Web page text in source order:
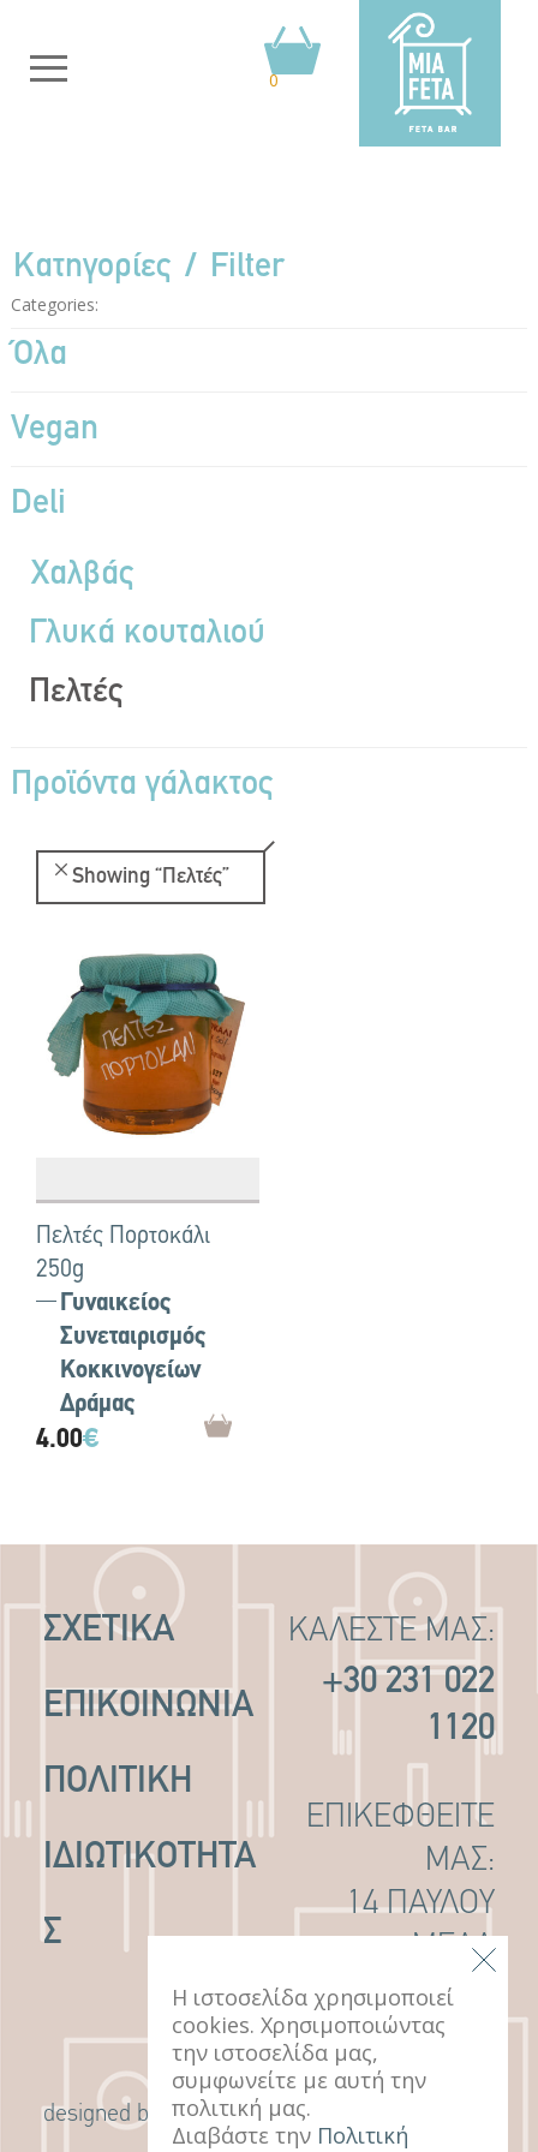
0
Κατηγορίες Filter
Categories:
Όλα
Vegan
Deli
Χαλβάς
Γλυκά κουταλιού
Πελτές
Προϊόντα γάλακτος
Showing “Πελτές”
Πελτές Πορτοκάλι
250g
Γυναικείος
Συνεταιρισμός
Κοκκινογείων
Δράμας
4.00€
ΣΧΕΤΙΚΑ
ΕΠΙΚΟΙΝΩΝΙΑ
ΠΟΛΙΤΙΚΉ
ΙΔΙΩΤΙΚΌΤΗΤΑ
Σ
ΚΑΛΕΣΤΕ ΜΑΣ:
+30 231 022
1120
ΕΠΙΚΕΦΘΕΙΤΕ
ΜΑΣ:
14 ΠΑΥΛΟΥ
ΜΕΛΑ
ΘΕΣΣΑΛΟΝΙΚΗ,
546 22
designed by G Design Studio
Η ιστοσελίδα χρησιμοποιεί
cookies. Χρησιμοποιώντας
την ιστοσελίδα μας,
συμφωνείτε με αυτή την
πολιτική μας.
Διαβάστε την Πολιτική